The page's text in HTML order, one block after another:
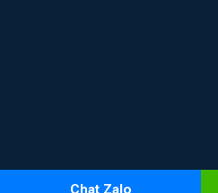
Copyright 2026 ©
Chat Zalo